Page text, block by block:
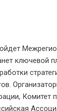
Комитет